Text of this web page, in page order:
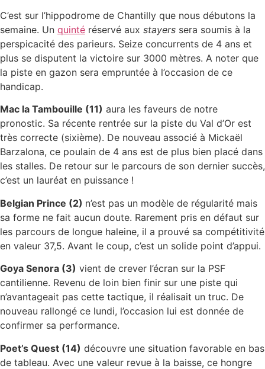
C’est sur l’hippodrome de Chantilly que nous débutons la
semaine. Un quinté réservé aux stayers sera soumis à la
perspicacité des parieurs. Seize concurrents de 4 ans et
plus se disputent la victoire sur 3000 mètres. A noter que
la piste en gazon sera empruntée à l’occasion de ce
handicap.
Mac la Tambouille (11) aura les faveurs de notre
pronostic. Sa récente rentrée sur la piste du Val d’Or est
très correcte (sixième). De nouveau associé à Mickaël
Barzalona, ce poulain de 4 ans est de plus bien placé dans
les stalles. De retour sur le parcours de son dernier succès,
c’est un lauréat en puissance !
Belgian Prince (2) n’est pas un modèle de régularité mais
sa forme ne fait aucun doute. Rarement pris en défaut sur
les parcours de longue haleine, il a prouvé sa compétitivité
en valeur 37,5. Avant le coup, c’est un solide point d’appui.
Goya Senora (3) vient de crever l’écran sur la PSF
cantilienne. Revenu de loin bien finir sur une piste qui
n’avantageait pas cette tactique, il réalisait un truc. De
nouveau rallongé ce lundi, l’occasion lui est donnée de
confirmer sa performance.
Poet’s Quest (14) découvre une situation favorable en bas
de tableau. Avec une valeur revue à la baisse, ce hongre